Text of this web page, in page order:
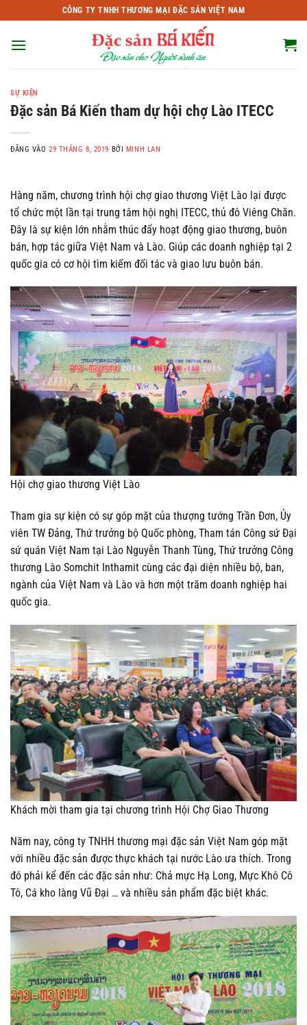
qua
nội
CÔNG TY TNHH THƯƠNG MẠI ĐẶC SẢN VIỆT NAM
SỰ KIỆN
Đặc sản Bá Kiến tham dự hội chợ Lào ITECC
ĐĂNG VÀO29 THÁNG 8, 2019 BỞI MINH LAN
Hàng năm, chương trình hội chợ giao thương Việt Lào lại được
tổ chức một lần tại trung tâm hội nghị ITECC, thủ đô Viêng Chăn.
Đây là sự kiện lớn nhằm thúc đẩy hoạt động giao thương, buôn
bán, hợp tác giữa Việt Nam và Lào. Giúp các doanh nghiệp tại 2
quốc gia có cơ hội tìm kiếm đối tác và giao lưu buôn bán.
Hội chợ giao thương Việt Lào
Tham gia sự kiện có sự góp mặt của thượng tướng Trần Đơn, Ủy
viên TW Đảng, Thứ trưởng bộ Quốc phòng, Tham tán Công sứ Đại
sứ quán Việt Nam tại Lào Nguyễn Thanh Tùng, Thứ trưởng Công
thương Lào Somchit Inthamit cùng các đại diện nhiều bộ, ban,
ngành của Việt Nam và Lào và hơn một trăm doanh nghiệp hai
quốc gia.
Khách mời tham gia tại chương trình Hội Chợ Giao Thương
Năm nay, công ty TNHH thương mại đặc sản Việt Nam góp mặt
với nhiều đặc sản được thực khách tại nước Lào ưa thích. Trong
đó phải kể đến các đặc sản như: Chả mực Hạ Long, Mực Khô Cô
Tô, Cá kho làng Vũ Đại … và nhiều sản phẩm đặc biệt khác.